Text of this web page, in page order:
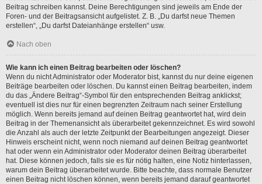
Beitrag schreiben kannst. Deine Berechtigungen sind jeweils am Ende der
Foren- und der Beitragsansicht aufgelistet. Z. B. „Du darfst neue Themen
erstellen“, „Du darfst Dateianhänge erstellen“ usw.
Nach oben
Wie kann ich einen Beitrag bearbeiten oder löschen?
Wenn du nicht Administrator oder Moderator bist, kannst du nur deine eigenen
Beiträge bearbeiten oder löschen. Du kannst einen Beitrag bearbeiten, indem
du das „Ändere Beitrag“-Symbol für den entsprechenden Beitrag anklickst;
eventuell ist dies nur für einen begrenzten Zeitraum nach seiner Erstellung
möglich. Wenn bereits jemand auf deinen Beitrag geantwortet hat, wird dein
Beitrag in der Themenansicht als überarbeitet gekennzeichnet. Es wird sowohl
die Anzahl als auch der letzte Zeitpunkt der Bearbeitungen angezeigt. Dieser
Hinweis erscheint nicht, wenn noch niemand auf deinen Beitrag geantwortet
hat oder wenn ein Administrator oder Moderator deinen Beitrag überarbeitet
hat. Diese können jedoch, falls sie es für nötig halten, eine Notiz hinterlassen,
warum dein Beitrag überarbeitet wurde. Bitte beachte, dass normale Benutzer
einen Beitrag nicht löschen können, wenn bereits jemand darauf geantwortet